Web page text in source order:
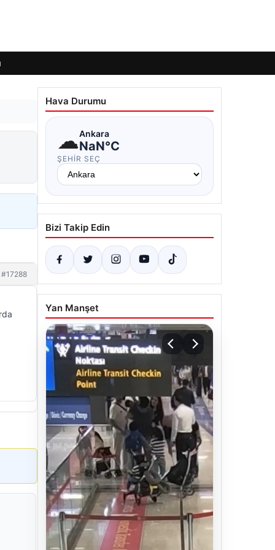
#17288
Hava Durumu
☁Ankara
NaN°C
ŞEHIR SEÇ
Bizi Takip Edin
Yan Manşet